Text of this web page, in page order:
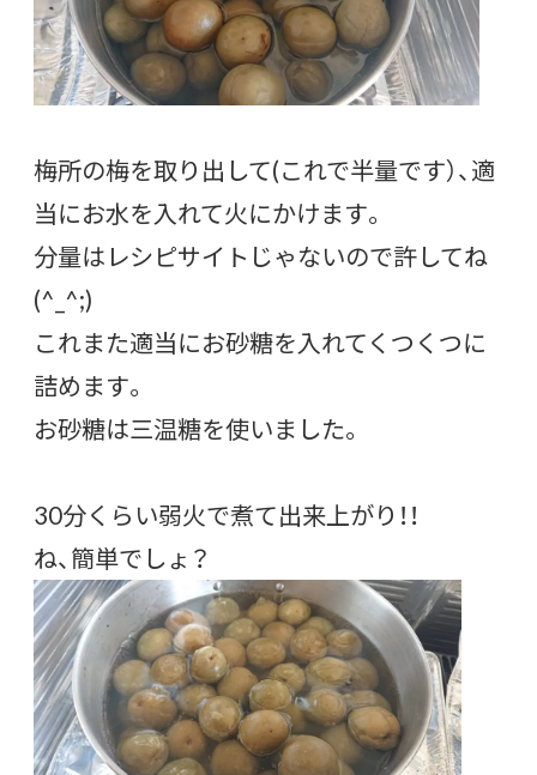
梅所の梅を取り出して(これで半量です）、適
当にお水を入れて火にかけます。
分量はレシピサイトじゃないので許してね
(^_^;)
これまた適当にお砂糖を入れてくつくつに
詰めます。
お砂糖は三温糖を使いました。
30分くらい弱火で煮て出来上がり！！
ね、簡単でしょ？